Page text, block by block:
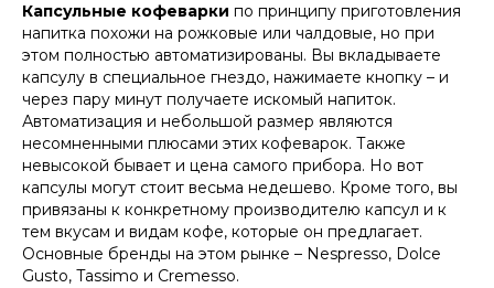
Капсульные кофеварки по принципу приготовления
напитка похожи на рожковые или чалдовые, но при
этом полностью автоматизированы. Вы вкладываете
капсулу в специальное гнездо, нажимаете кнопку – и
через пару минут получаете искомый напиток.
Автоматизация и небольшой размер являются
несомненными плюсами этих кофеварок. Также
невысокой бывает и цена самого прибора. Но вот
капсулы могут стоит весьма недешево. Кроме того, вы
привязаны к конкретному производителю капсул и к
тем вкусам и видам кофе, которые он предлагает.
Основные бренды на этом рынке – Nespresso, Dolce
Gusto, Tassimo и Cremesso.